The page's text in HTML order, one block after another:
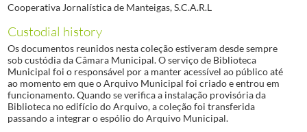
Cooperativa Jornalística de Manteigas, S.C.A.R.L
Custodial history
Os documentos reunidos nesta coleção estiveram desde sempre
sob custódia da Câmara Municipal. O serviço de Biblioteca
Municipal foi o responsável por a manter acessível ao público até
ao momento em que o Arquivo Municipal foi criado e entrou em
funcionamento. Quando se verifica a instalação provisória da
Biblioteca no edifício do Arquivo, a coleção foi transferida
passando a integrar o espólio do Arquivo Municipal.